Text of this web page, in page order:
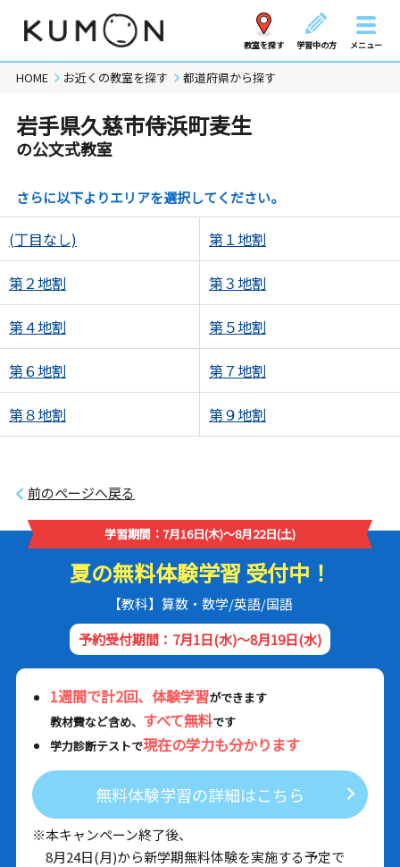
教室を探す 学習中の方 メニュー
HOME お近くの教室を探す 都道府県から探す
岩手県久慈市侍浜町麦生
の公文式教室
さらに以下よりエリアを選択してください。
(丁目なし) 第１地割
第２地割 第３地割
第４地割 第５地割
第６地割 第７地割
第８地割 第９地割
前のページへ戻る
学習期間：7月16日(木)～8月22日(土)
夏の無料体験学習 受付中！
【教科】算数・数学/英語/国語
予約受付期間：7月1日(水)～8月19日(水)
1週間で計2回、体験学習ができます
教材費など含め、 すべて無料です
学力診断テストで現在の学力も分かります
無料体験学習の詳細はこちら
※本キャンペーン終了後、
8月24日(月)から新学期無料体験を実施する予定で